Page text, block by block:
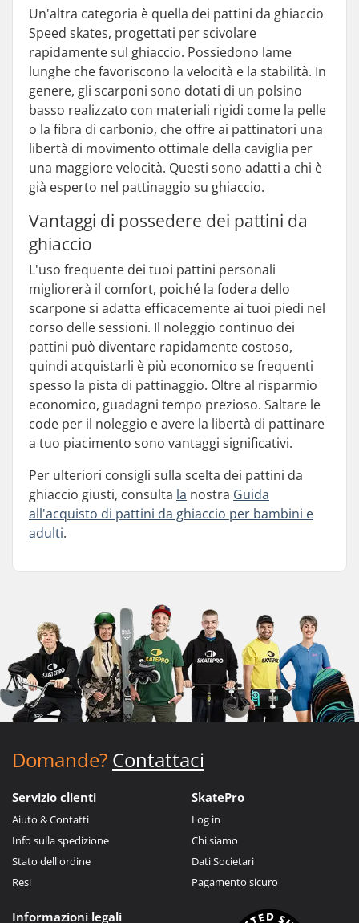
Un'altra categoria è quella dei pattini da ghiaccio
Speed skates, progettati per scivolare
rapidamente sul ghiaccio. Possiedono lame
lunghe che favoriscono la velocità e la stabilità. In
genere, gli scarponi sono dotati di un polsino
basso realizzato con materiali rigidi come la pelle
o la fibra di carbonio, che offre ai pattinatori una
libertà di movimento ottimale della caviglia per
una maggiore velocità. Questi sono adatti a chi è
già esperto nel pattinaggio su ghiaccio.
Vantaggi di possedere dei pattini da
ghiaccio
L'uso frequente dei tuoi pattini personali
migliorerà il comfort, poiché la fodera dello
scarpone si adatta efficacemente ai tuoi piedi nel
corso delle sessioni. Il noleggio continuo dei
pattini può diventare rapidamente costoso,
quindi acquistarli è più economico se frequenti
spesso la pista di pattinaggio. Oltre al risparmio
economico, guadagni tempo prezioso. Saltare le
code per il noleggio e avere la libertà di pattinare
a tuo piacimento sono vantaggi significativi.
Per ulteriori consigli sulla scelta dei pattini da
ghiaccio giusti, consulta la nostra Guida
all'acquisto di pattini da ghiaccio per bambini e
adulti.
Domande? Contattaci
Servizio clienti
Aiuto & Contatti
Info sulla spedizione
Stato dell'ordine
Resi
SkatePro
Log in
Chi siamo
Dati Societari
Pagamento sicuro
Informazioni legali